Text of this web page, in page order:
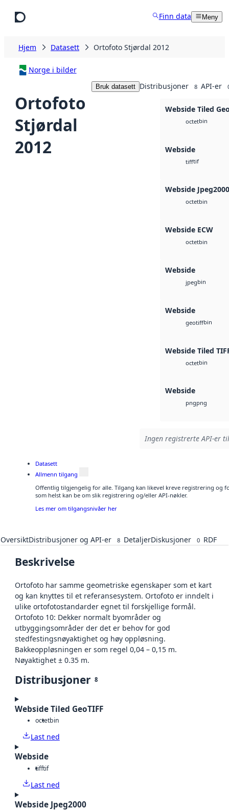
Finn data Meny
Hjem Datasett Ortofoto Stjørdal 2012
Norge i bilder
Ortofoto
Stjørdal
2012
Bruk datasett Distribusjoner 8 API-er
Webside Tiled
octetbin
Webside
tifftif
Webside Jpeg2000
octetbin
Webside ECW
octetbin
Webside
jpegbin
Webside
geotiffbin
Webside Tiled
octetbin
Webside
pngpng
Ingen registrerte API-er
Datasett
Allmenn tilgang
Offentlig tilgjengelig for alle. Tilgang kan likevel kreve registrering og
som helst kan be om slik registrering og/eller API-nøkler.
Les mer om tilgangsnivåer her
OversiktDistribusjoner og API-er 8 DetaljerDiskusjoner 0 RDF
Beskrivelse
Ortofoto har samme geometriske egenskaper som et kart
og kan knyttes til et referansesystem. Ortofoto er inndelt i
ulike ortofotostandarder egnet til forskjellige formål.
Ortofoto 10: Dekker normalt byområder og
utbyggingsområder der det er behov for god
stedfestingsnøyaktighet og høy oppløsning.
Bakkeoppløsningen er som regel 0,04 – 0,15 m.
Nøyaktighet ± 0.35 m.
Distribusjoner 8
Webside Tiled GeoTIFF
octetbin
Last ned
Webside
tifftif
Last ned
Webside Jpeg2000